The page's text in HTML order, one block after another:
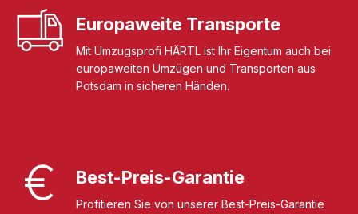
Europaweite Transporte
Mit Umzugsprofi HÄRTL ist Ihr Eigentum auch bei
europaweiten Umzügen und Transporten aus
Potsdam in sicheren Händen.
Best-Preis-Garantie
Profitieren Sie von unserer Best-Preis-Garantie